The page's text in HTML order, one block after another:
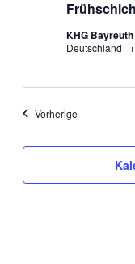
KHG Bayreuth
Deutschland
Vorherige